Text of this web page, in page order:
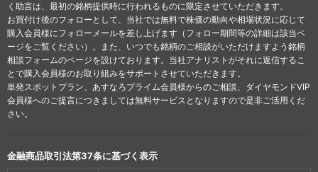
く助言は、最初の銘柄提供時に行われるものに限定させていただきます。
お買付け後のフォローとして、当社では無料で株価の動向や相場状況に応じて
購入会員様にフォローメールを差し上げます（フォロー期間等の詳細は該当ペ
ージをご覧ください）。また、いつでも銘柄のご相談がいただけますよう銘柄
相談フォームのページを設けております。当社アナリストがそれに返信するこ
とで購入会員様のお取り組みをサポートさせていただきます。
単発スポットプラン、あすなろプライム会員様からのご相談、ダイヤモンドVIP
会員様へのご提言につきましては無料サービスとなりますので是非ご活用くだ
さい。
金融商品取引法第37条に基づく表示